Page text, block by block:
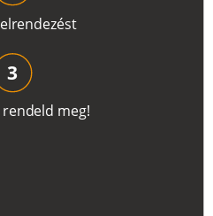
elrendezést
rendeld meg!
3